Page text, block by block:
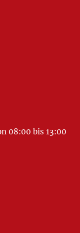
08:00 bis 13:00